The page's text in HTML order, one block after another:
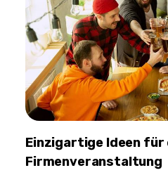
Einzigartige Ideen für
Firmenveranstaltung